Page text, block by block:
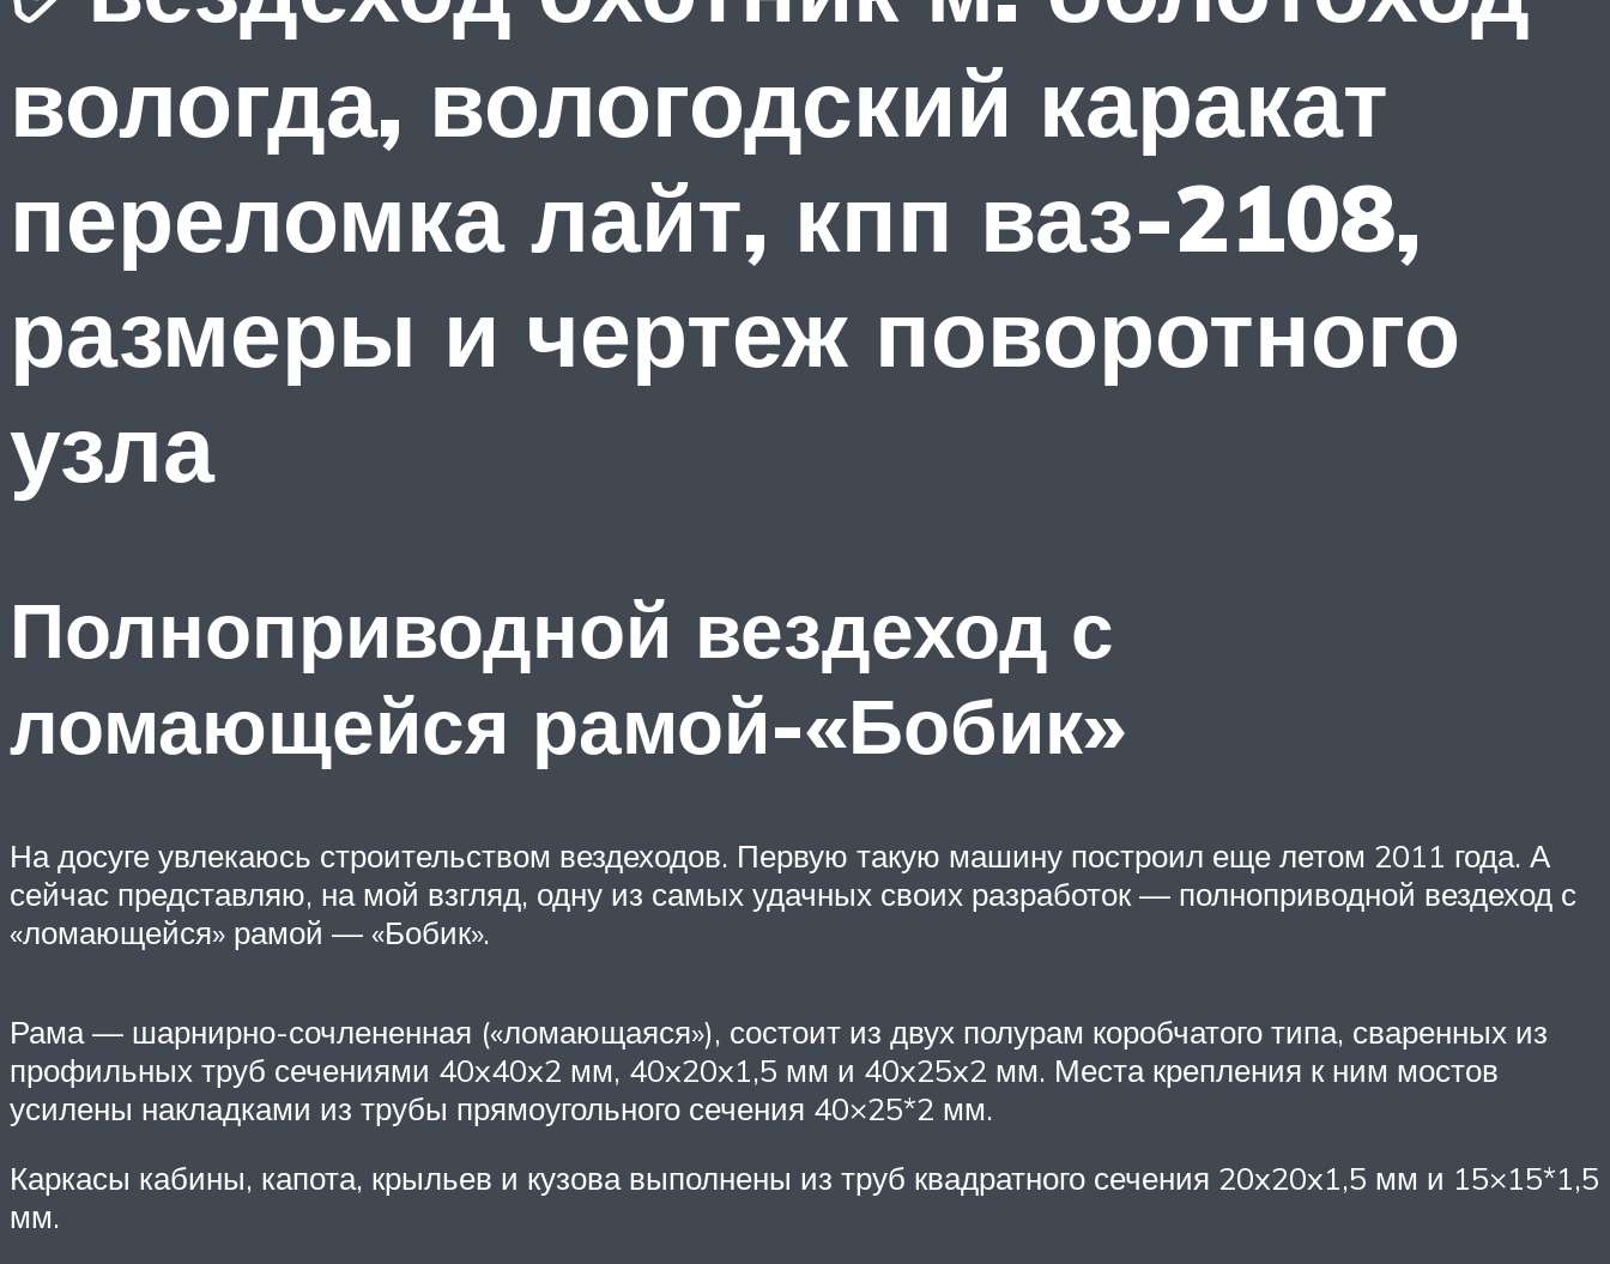
вологда, вологодский каракат
переломка лайт, кпп ваз-2108,
размеры и чертеж поворотного
узла
Полноприводной вездеход с
ломающейся рамой-«Бобик»
На досуге увлекаюсь строительством вездеходов. Первую такую машину построил еще летом 2011 года. А
сейчас представляю, на мой взгляд, одну из самых удачных своих разработок — полноприводной вездеход с
«ломающейся» рамой — «Бобик».
Рама — шарнирно-сочлененная («ломающаяся»), состоит из двух полурам коробчатого типа, сваренных из
профильных труб сечениями 40x40x2 мм, 40x20x1,5 мм и 40x25x2 мм. Места крепления к ним мостов
усилены накладками из трубы прямоугольного сечения 40×25*2 мм.
Каркасы кабины, капота, крыльев и кузова выполнены из труб квадратного сечения 20x20x1,5 мм и 15×15*1,5
мм.